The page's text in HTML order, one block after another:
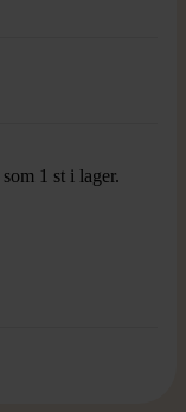
1 st i lager.